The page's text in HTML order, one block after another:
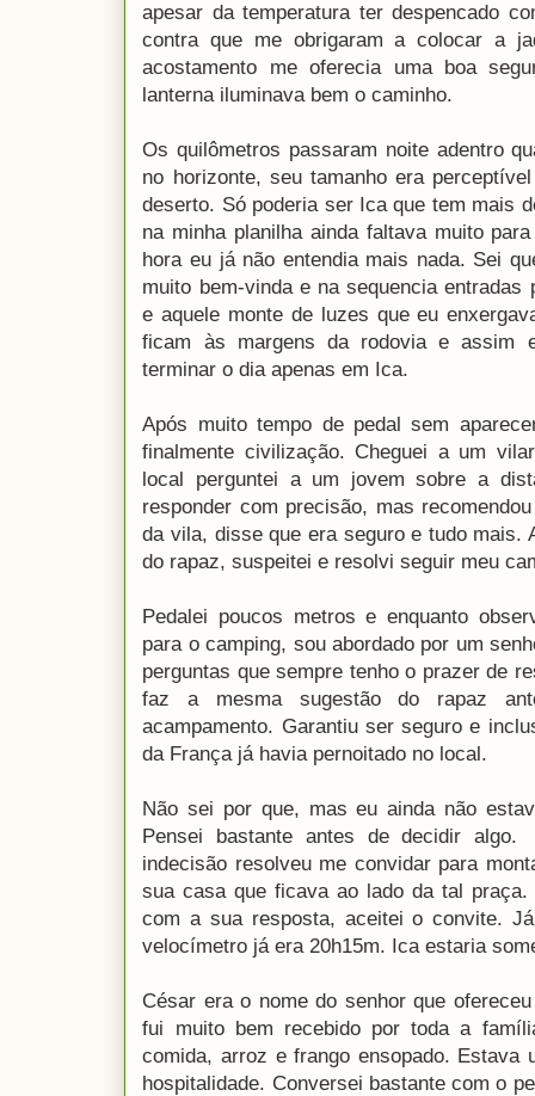
apesar da temperatura ter despencado
contra que me obrigaram a colocar a
acostamento me oferecia uma boa
lanterna iluminava bem o caminho.
Os quilômetros passaram noite adentro
no horizonte, seu tamanho era
deserto. Só poderia ser Ica que tem mais
na minha planilha ainda faltava muito
hora eu já não entendia mais nada. Sei
muito bem-vinda e na sequencia
e aquele monte de luzes que eu
ficam às margens da rodovia e assim
terminar o dia apenas em Ica.
Após muito tempo de pedal sem
finalmente civilização. Cheguei a um
local perguntei a um jovem sobre a
responder com precisão, mas
da vila, disse que era seguro e tudo mais.
do rapaz, suspeitei e resolvi seguir meu
Pedalei poucos metros e enquanto
para o camping, sou abordado por um
perguntas que sempre tenho o prazer de
faz a mesma sugestão do rapaz
acampamento. Garantiu ser seguro e
da França já havia pernoitado no local.
Não sei por que, mas eu ainda não
Pensei bastante antes de decidir algo.
indecisão resolveu me convidar para
sua casa que ficava ao lado da tal
com a sua resposta, aceitei o convite.
velocímetro já era 20h15m. Ica estaria
César era o nome do senhor que
fui muito bem recebido por toda a
comida, arroz e frango ensopado. Estava
hospitalidade. Conversei bastante com o